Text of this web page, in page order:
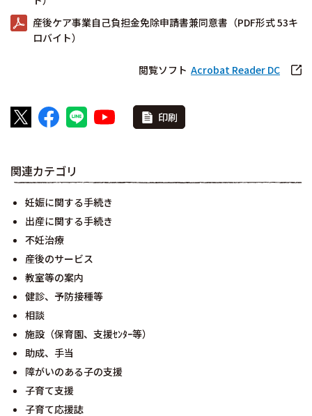
産後ケア事業自己負担金免除申請書兼同意書（PDF形式 53キ
ロバイト）
閲覧ソフト Acrobat Reader DC
印刷
関連カテゴリ
妊娠に関する手続き
出産に関する手続き
不妊治療
産後のサービス
教室等の案内
健診、予防接種等
相談
施設（保育園、支援ｾﾝﾀｰ等）
助成、手当
障がいのある子の支援
子育て支援
子育て応援誌